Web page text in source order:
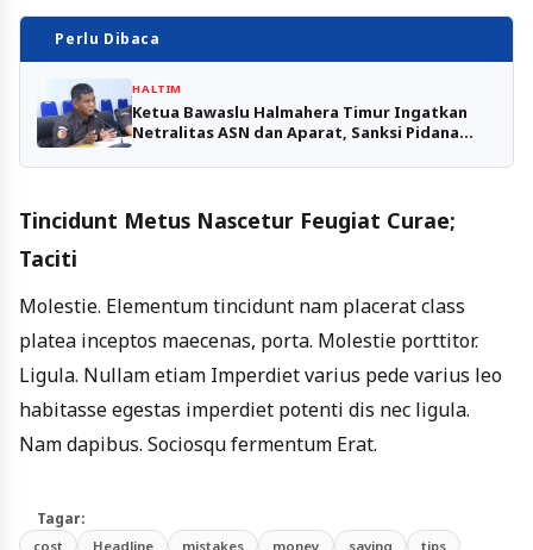
Perlu Dibaca
HALTIM
Ketua Bawaslu Halmahera Timur Ingatkan
Netralitas ASN dan Aparat, Sanksi Pidana
Tincidunt Metus Nascetur Feugiat Curae;
Taciti
Molestie. Elementum tincidunt nam placerat class
platea inceptos maecenas, porta. Molestie porttitor.
Ligula. Nullam etiam Imperdiet varius pede varius leo
habitasse egestas imperdiet potenti dis nec ligula.
Nam dapibus. Sociosqu fermentum Erat.
Tagar:
cost Headline mistakes money saving tips